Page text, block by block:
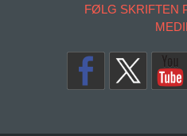
FØLG SKRIFTEN